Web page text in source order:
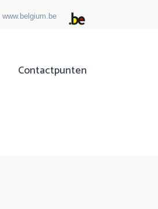
www.belgium.be
Contactpunten